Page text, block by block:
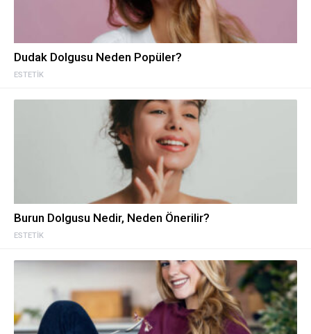
ESTETIK
Dudak Dolgusu Neden Popüler?
ESTETIK
Burun Dolgusu Nedir, Neden Önerilir?